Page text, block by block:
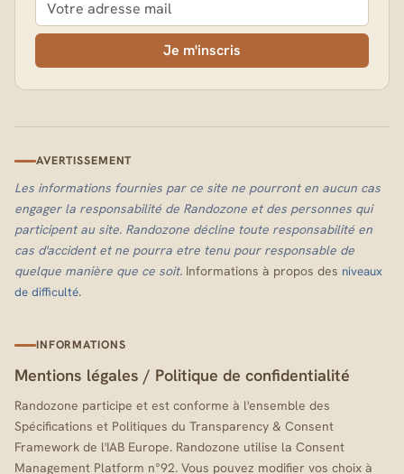
Je m'inscris
AVERTISSEMENT
Les informations fournies par ce site ne pourront en aucun cas
engager la responsabilité de Randozone et des personnes qui
participent au site. Randozone décline toute responsabilité en
cas d'accident et ne pourra etre tenu pour responsable de
quelque manière que ce soit. Informations à propos des niveaux
de difficulté.
INFORMATIONS
Mentions légales / Politique de confidentialité
Randozone participe et est conforme à l'ensemble des
Spécifications et Politiques du Transparency & Consent
Framework de l'IAB Europe. Randozone utilise la Consent
Management Platform n°92. Vous pouvez modifier vos choix à